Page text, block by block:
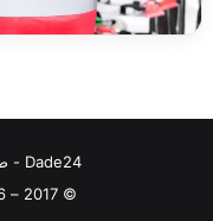
Dade24 - ضاد 24 الأخبار على مدار اليوم
© 2017 – 2026 جميع الحقوق محفوظة